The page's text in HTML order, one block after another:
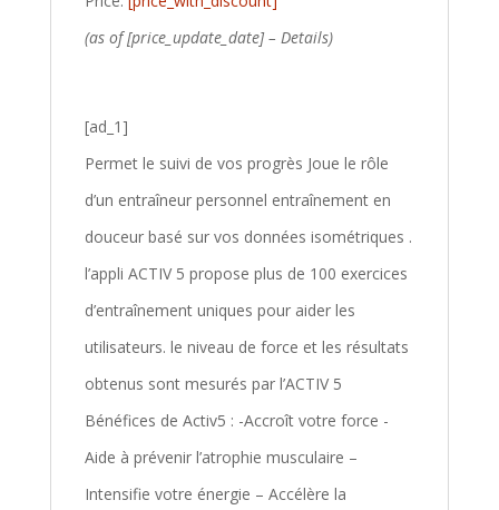
(as of [price_update_date] – Details)
[ad_1]
Permet le suivi de vos progrès Joue le rôle
d’un entraîneur personnel entraînement en
douceur basé sur vos données isométriques .
l’appli ACTIV 5 propose plus de 100 exercices
d’entraînement uniques pour aider les
utilisateurs. le niveau de force et les résultats
obtenus sont mesurés par l’ACTIV 5
Bénéfices de Activ5 : -Accroît votre force -
Aide à prévenir l’atrophie musculaire –
Intensifie votre énergie – Accélère la